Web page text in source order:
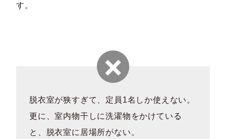
す。
脱衣室が狭すぎて、定員1名しか使えない。
更に、室内物干しに洗濯物をかけている
と、脱衣室に居場所がない。